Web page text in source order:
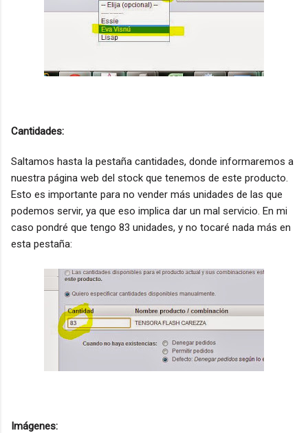
Cantidades:
Saltamos hasta la pestaña cantidades, donde informaremos a
nuestra página web del stock que tenemos de este producto.
Esto es importante para no vender más unidades de las que
podemos servir, ya que eso implica dar un mal servicio. En mi
caso pondré que tengo 83 unidades, y no tocaré nada más en
esta pestaña:
Imágenes: